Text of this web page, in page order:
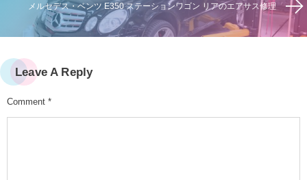
メルセデス・ベンツ E350 ステーションワゴン リアのエアサス修理
Leave A Reply
Comment *